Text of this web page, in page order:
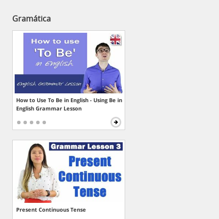
Gramática
How to Use To Be in English - Using Be in
English Grammar Lesson
Present Continuous Tense